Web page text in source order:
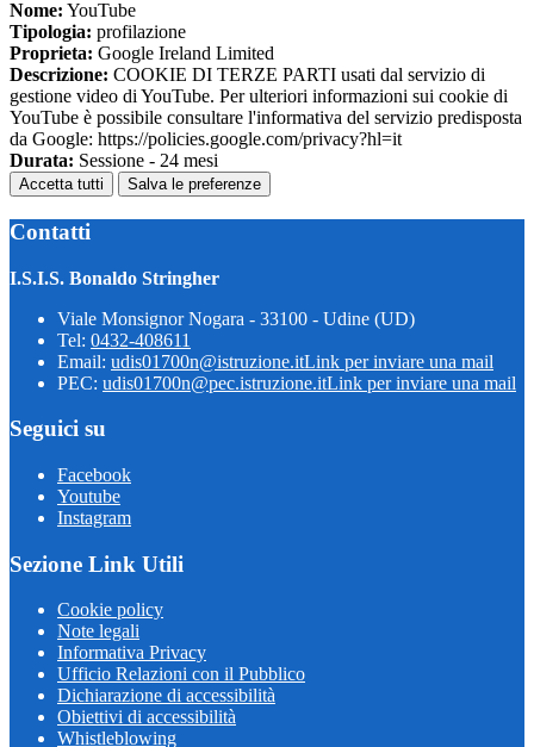
Nome: YouTube
Tipologia: profilazione
Proprieta: Google Ireland Limited
Descrizione: COOKIE DI TERZE PARTI usati dal servizio di
gestione video di YouTube. Per ulteriori informazioni sui cookie di
YouTube è possibile consultare l'informativa del servizio predisposta
da Google: https://policies.google.com/privacy?hl=it
Durata: Sessione - 24 mesi
Accetta tutti Salva le preferenze
Contatti
I.S.I.S. Bonaldo Stringher
Viale Monsignor Nogara - 33100 - Udine (UD)
Tel: 0432-408611
Email: udis01700n@istruzione.itLink per inviare una mail
PEC: udis01700n@pec.istruzione.itLink per inviare una mail
Seguici su
Facebook
Youtube
Instagram
Sezione Link Utili
Cookie policy
Note legali
Informativa Privacy
Ufficio Relazioni con il Pubblico
Dichiarazione di accessibilità
Obiettivi di accessibilità
Whistleblowing